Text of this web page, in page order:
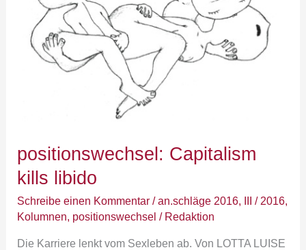
positionswechsel: Capitalism
kills libido
Schreibe einen Kommentar /an.schläge 2016, III / 2016,
Kolumnen, positionswechsel / Redaktion
Die Karriere lenkt vom Sexleben ab. Von LOTTA LUISE